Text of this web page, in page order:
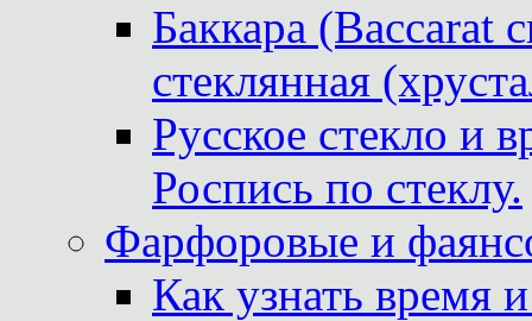
Баккара (Baccarat
стеклянная
Русское стекло и
Роспись по стеклу.
Фарфоровые и
Как узнать время